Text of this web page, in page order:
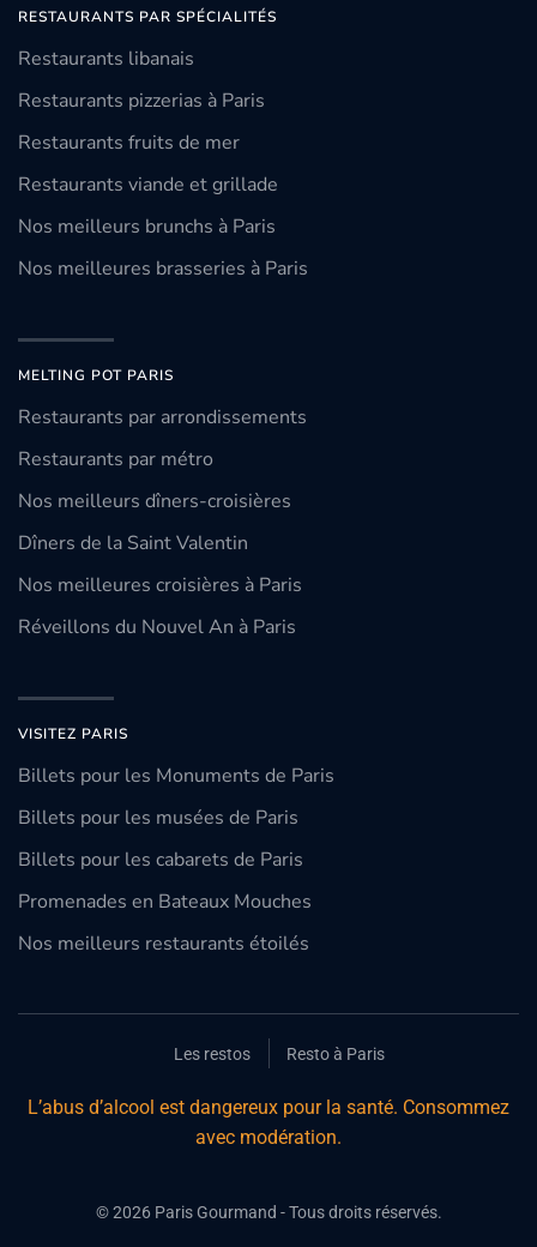
RESTAURANTS PAR SPÉCIALITÉS
Restaurants libanais
Restaurants pizzerias à Paris
Restaurants fruits de mer
Restaurants viande et grillade
Nos meilleurs brunchs à Paris
Nos meilleures brasseries à Paris
MELTING POT PARIS
Restaurants par arrondissements
Restaurants par métro
Nos meilleurs dîners-croisières
Dîners de la Saint Valentin
Nos meilleures croisières à Paris
Réveillons du Nouvel An à Paris
VISITEZ PARIS
Billets pour les Monuments de Paris
Billets pour les musées de Paris
Billets pour les cabarets de Paris
Promenades en Bateaux Mouches
Nos meilleurs restaurants étoilés
Les restos Resto à Paris
L’abus d’alcool est dangereux pour la santé. Consommez
avec modération.
©2026Paris Gourmand - Tous droits réservés.